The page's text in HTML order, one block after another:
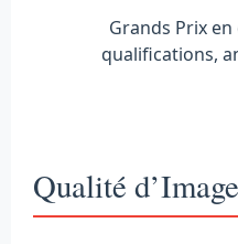
Grands Prix
qualifications,
Qualité